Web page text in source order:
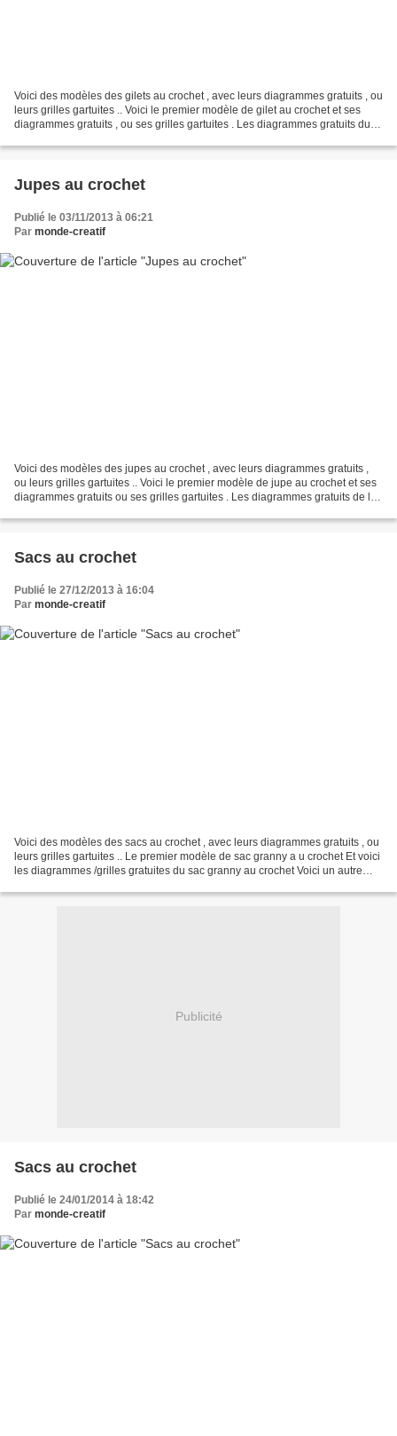
Voici des modèles des gilets au crochet , avec leurs diagrammes gratuits , ou
leurs grilles gartuites .. Voici le premier modèle de gilet au crochet et ses
diagrammes gratuits , ou ses grilles gartuites . Les diagrammes gratuits du
Jupes au crochet
Publié le 03/11/2013 à 06:21
Par monde-creatif
Voici des modèles des jupes au crochet , avec leurs diagrammes gratuits ,
ou leurs grilles gartuites .. Voici le premier modèle de jupe au crochet et ses
diagrammes gratuits ou ses grilles gartuites . Les diagrammes gratuits de la
Sacs au crochet
Publié le 27/12/2013 à 16:04
Par monde-creatif
Voici des modèles des sacs au crochet , avec leurs diagrammes gratuits , ou
leurs grilles gartuites .. Le premier modèle de sac granny a u crochet Et voici
les diagrammes /grilles gratuites du sac granny au crochet Voici un autre
Publicité
Sacs au crochet
Publié le 24/01/2014 à 18:42
Par monde-creatif